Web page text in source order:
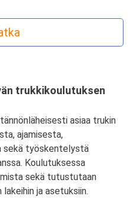
trukkikoulutuksen
asiaa trukin
ajamisesta,
sekä työskentelystä
Koulutuksessa
sekä tutustutaan
ja asetuksiin.